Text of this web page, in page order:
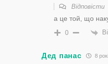
Відповісти
а це той, що
0
Дед панас 8